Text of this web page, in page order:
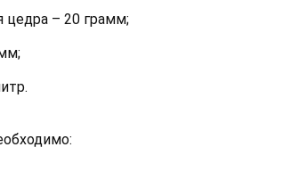
цедра – 20 грамм;